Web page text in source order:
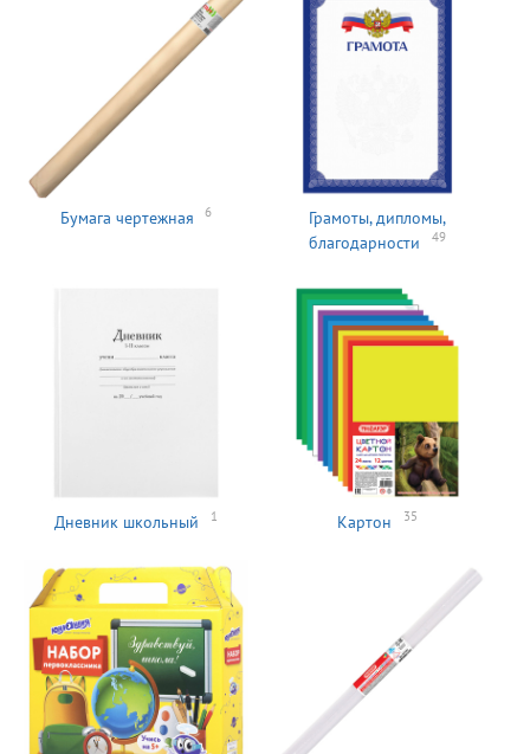
Бумага чертежная 6
Грамоты, дипломы,
благодарности
49
Дневник школьный 1 Картон 35